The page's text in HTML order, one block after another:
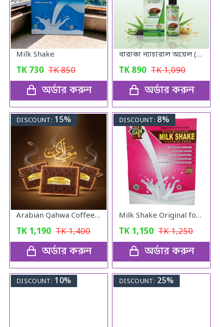
Milk Shake
TK 730 TK850
অর্ডার করুন
বারাকা ন্যাচারাল অয়েল (Baraka Natural oil) – 120 মিলি
TK 890 TK1,090
অর্ডার করুন
DISCOUNT: 15%
Arabian Qahwa Coffee – অরিজিনাল আরবীয় কফি
TK 1,190 TK1,400
অর্ডার করুন
DISCOUNT: 8%
Milk Shake Original for Healthy Weight
TK 1,150 TK1,250
অর্ডার করুন
DISCOUNT: 10% DISCOUNT: 25%